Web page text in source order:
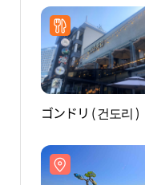
ゴンドリ ( 건도리 )